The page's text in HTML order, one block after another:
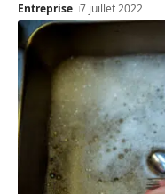
Entreprise 7 juillet 2022